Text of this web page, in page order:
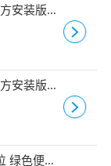
安装版
安装版
绿色便携